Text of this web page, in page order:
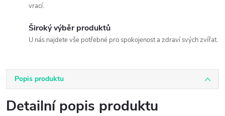
vrací.
Široký výběr produktů
U nás najdete vše potřebné pro spokojenost a zdraví svých zvířat.
Popis produktu
Detailní popis produktu